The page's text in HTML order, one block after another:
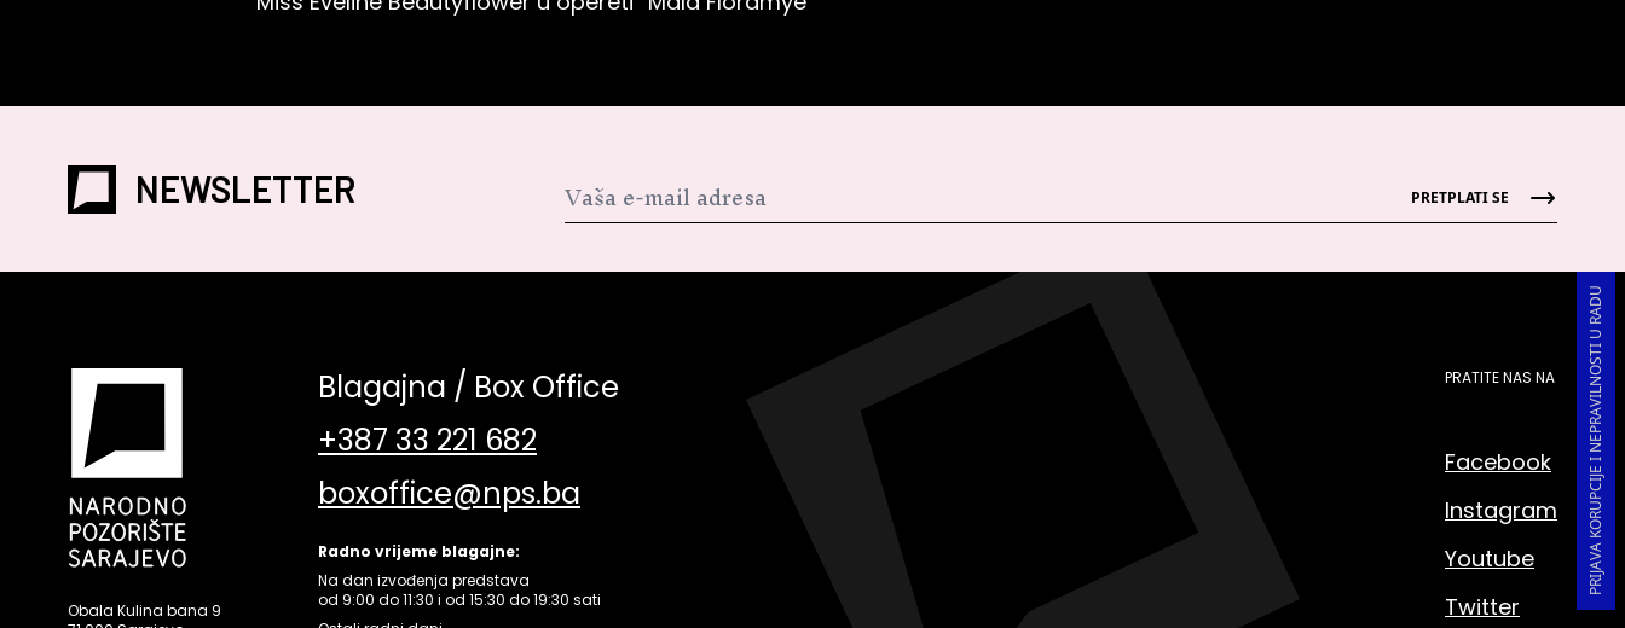
NEWSLETTER PRETPLATI SE
PRIJAVA KORUPCIJE I NEPRAVILNOSTI U RADU
Obala Kulina bana 9
Blagajna / Box Office
+387 33 221 682
boxoffice@nps.ba
Radno vrijeme blagajne:
Na dan izvođenja predstava
od 9:00 do 11:30 i od 15:30 do 19:30 sati
PRATITE NAS NA
Facebook
Instagram
Youtube
Twitter